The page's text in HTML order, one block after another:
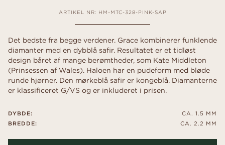
ARTIKEL NR: HM-MTC-328-PINK-SAP
Det bedste fra begge verdener. Grace kombinerer funklende
diamanter med en dybblå safir. Resultatet er et tidløst
design båret af mange berømtheder, som Kate Middleton
(Prinsessen af Wales). Haloen har en pudeform med bløde
runde hjørner. Den mørkeblå safir er kongeblå. Diamanterne
er klassificeret G/VS og er inkluderet i prisen.
DYBDE:
BREDDE:
CA. 1.5 MM
CA. 2.2 MM